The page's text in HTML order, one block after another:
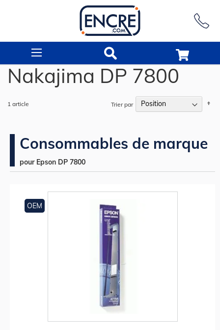
Nakajima DP 7800
1 article Trier par
Consommables de marque
pour Epson DP 7800
OEM